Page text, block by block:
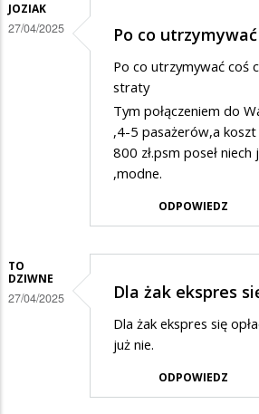
JOZIAK
27/04/2025 Po co
Po co utrzymywać coś
straty
Tym połączeniem do
,4-5 pasażerów,a
800 zł.psm poseł
,modne.
ODPOWIEDZ
TO
DZIWNE
27/04/2025 Dla żak ekspres
Dla żak ekspres się
już nie.
ODPOWIEDZ